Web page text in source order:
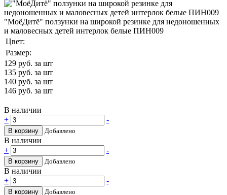
"МоёДитё" ползунки на широкой резинке для недоношенных
и маловесных детей интерлок белые ПИН009
Цвет:
Размер:
129 руб. за шт
135 руб. за шт
140 руб. за шт
146 руб. за шт
В наличии
+
-
В корзину Добавлено
В наличии
+
-
В корзину Добавлено
В наличии
+
-
В корзину Добавлено